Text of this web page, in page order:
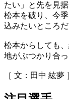
たい」と先を見
松本を破り、今
込みたいところだ
松本からしても
地がぶつかり合
［ 文：田中 紘夢